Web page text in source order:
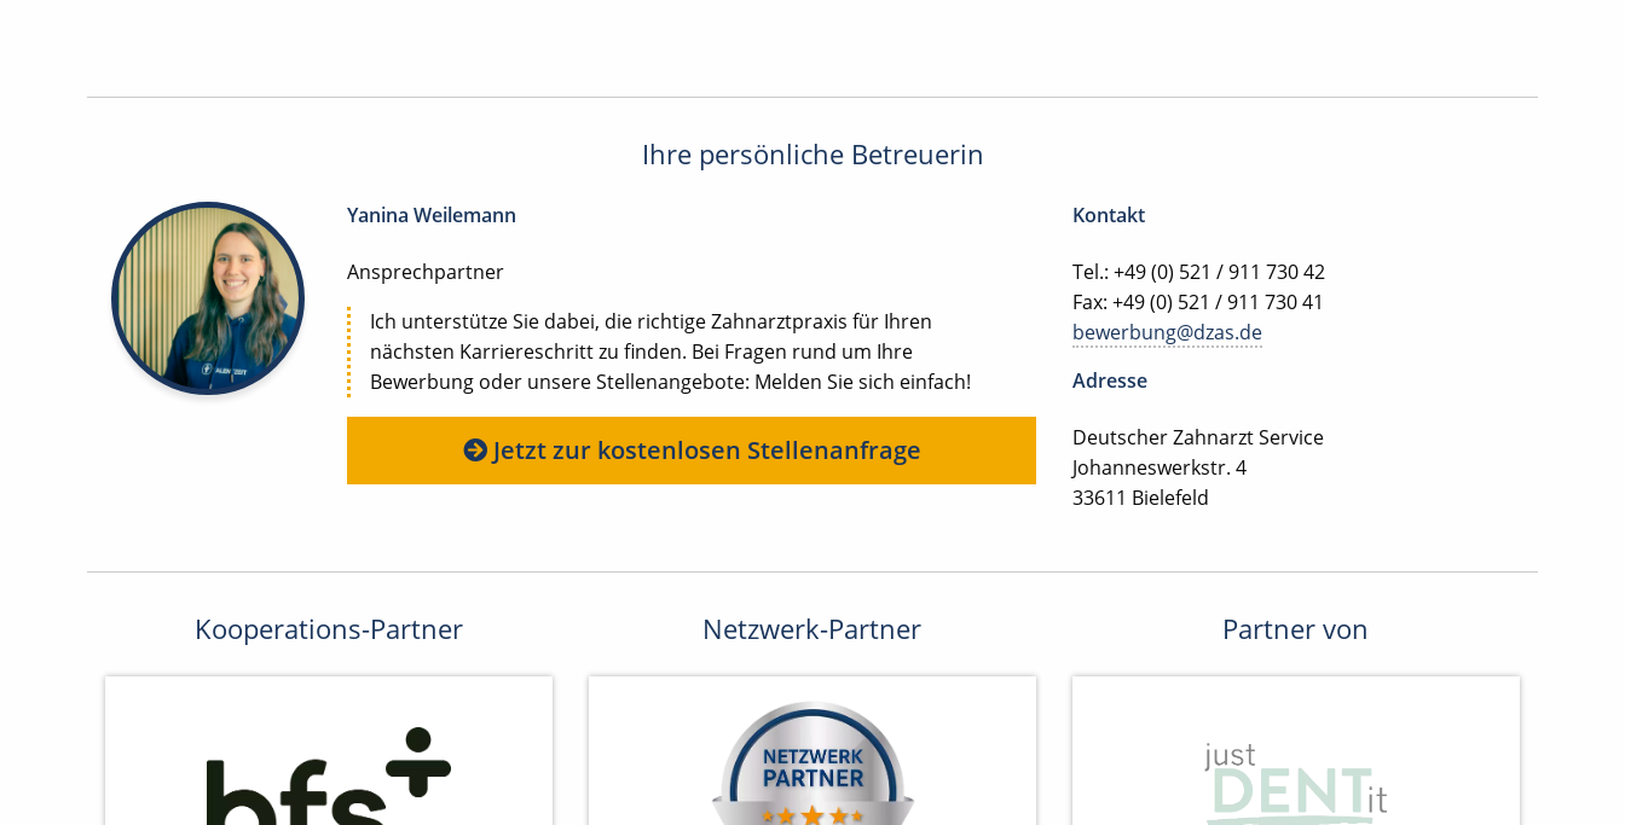
Ihre persönliche Betreuerin
Yanina Weilemann
Ansprechpartner
Ich unterstütze Sie dabei, die richtige Zahnarztpraxis für Ihren
nächsten Karriereschritt zu finden. Bei Fragen rund um Ihre
Bewerbung oder unsere Stellenangebote: Melden Sie sich einfach!
Jetzt zur kostenlosen Stellenanfrage
Kontakt
Tel.: +49 (0) 521 / 911 730 42
Fax: +49 (0) 521 / 911 730 41
bewerbung@dzas.de
Adresse
Deutscher Zahnarzt Service
Johanneswerkstr. 4
33611 Bielefeld
Kooperations-Partner Netzwerk-Partner Partner von